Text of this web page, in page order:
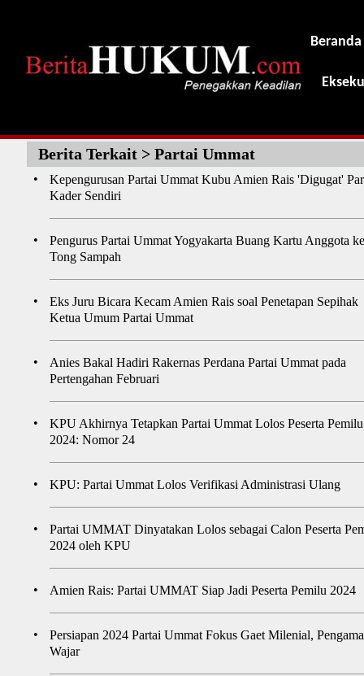
Beranda
Berita Terkait > Partai Ummat
•
Kepengurusan Partai Ummat Kubu Amien Rais 'Digugat'
Kader Sendiri
•
Pengurus Partai Ummat Yogyakarta Buang Kartu Anggota ke
Tong Sampah
•
Eks Juru Bicara Kecam Amien Rais soal Penetapan Sepihak
Ketua Umum Partai Ummat
•
Anies Bakal Hadiri Rakernas Perdana Partai Ummat pada
Pertengahan Februari
•
KPU Akhirnya Tetapkan Partai Ummat Lolos Peserta Pemilu
2024: Nomor 24
• KPU: Partai Ummat Lolos Verifikasi Administrasi Ulang
•
Partai UMMAT Dinyatakan Lolos sebagai Calon Peserta
2024 oleh KPU
• Amien Rais: Partai UMMAT Siap Jadi Peserta Pemilu 2024
•
Persiapan 2024 Partai Ummat Fokus Gaet Milenial,
Wajar